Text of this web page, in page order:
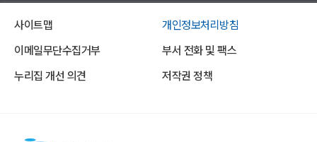
사이트맵
개인정보처리방침
이메일무단수집거부
부서 전화 및 팩스
누리집 개선 의견
저작권 정책